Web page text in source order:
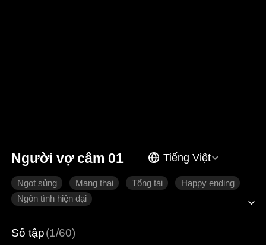
Người vợ câm 01 Tiếng Việt
Ngọt sủng Mang thai Tổng tài
Happy ending
Ngôn tình hiện đại
Số tập(1/60)